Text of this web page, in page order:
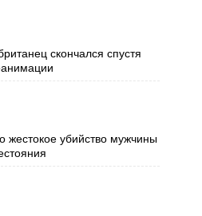
скончался спустя
жестокое убийство мужчины